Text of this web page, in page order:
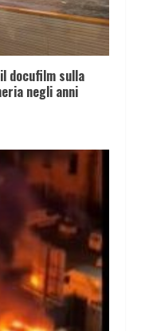
docufilm sulla
negli anni